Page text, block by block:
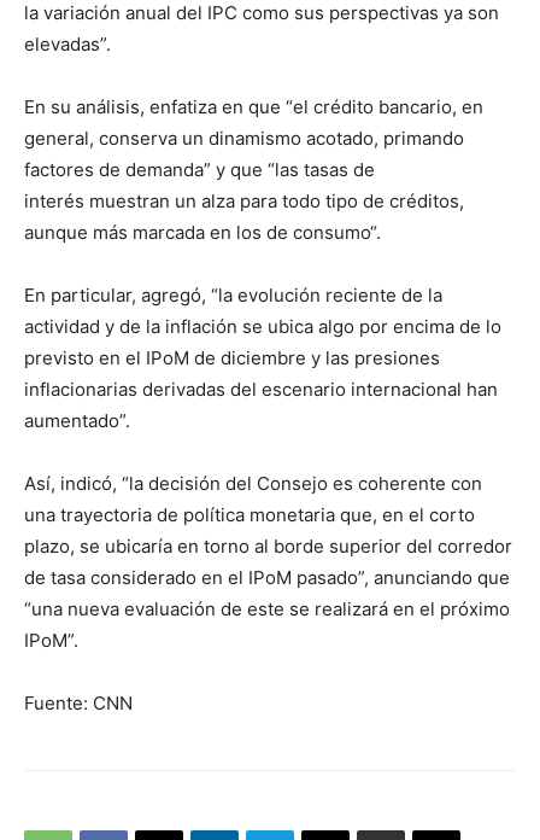
la variación anual del IPC como sus perspectivas ya son
elevadas”.
En su análisis, enfatiza en que “el crédito bancario, en
general, conserva un dinamismo acotado, primando
factores de demanda” y que “las tasas de
interés muestran un alza para todo tipo de créditos,
aunque más marcada en los de consumo“.
En particular, agregó, “la evolución reciente de la
actividad y de la inflación se ubica algo por encima de lo
previsto en el IPoM de diciembre y las presiones
inflacionarias derivadas del escenario internacional han
aumentado”.
Así, indicó, “la decisión del Consejo es coherente con
una trayectoria de política monetaria que, en el corto
plazo, se ubicaría en torno al borde superior del corredor
de tasa considerado en el IPoM pasado”, anunciando que
“una nueva evaluación de este se realizará en el próximo
IPoM”.
Fuente: CNN